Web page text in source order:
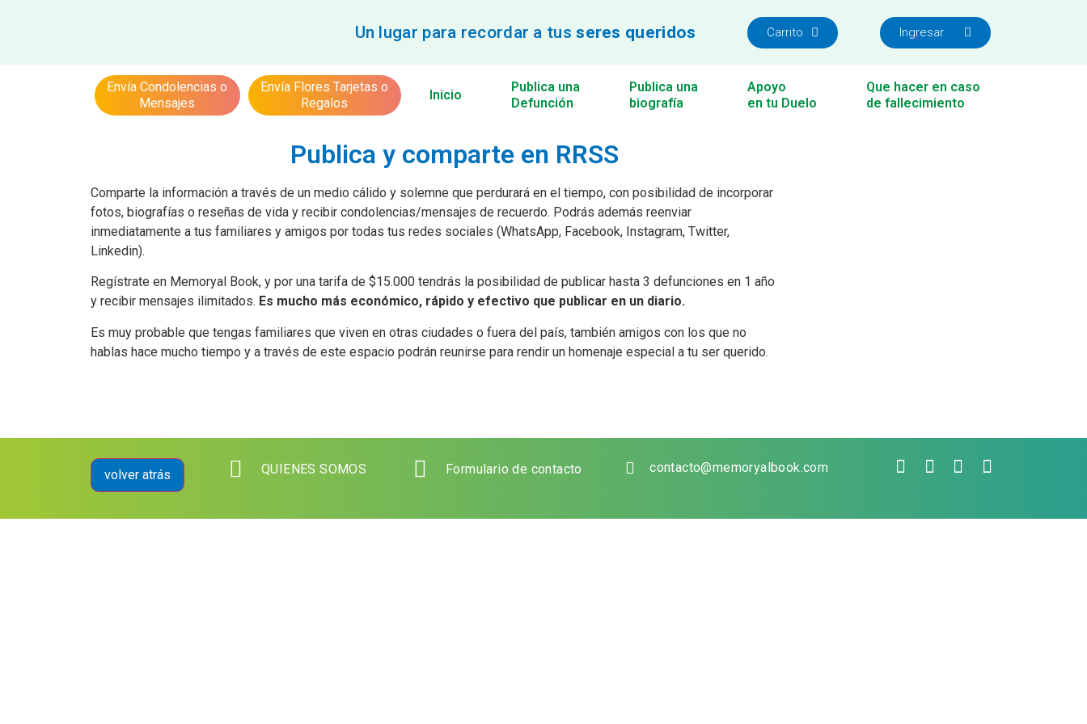
Un lugar para recordar a tusseres queridos Carrito Ingresar
Envía Condolencias o
Mensajes
Envía Flores Tarjetas o
Regalos
Inicio
Publica una
Defunción
Publica una
biografía
Apoyo
en tu Duelo
Que hacer en caso
de fallecimiento
Publica y comparte en RRSS
Comparte la información a través de un medio cálido y solemne que perdurará en el tiempo, con posibilidad de incorporar
fotos, biografías o reseñas de vida y recibir condolencias/mensajes de recuerdo. Podrás además reenviar
inmediatamente a tus familiares y amigos por todas tus redes sociales (WhatsApp, Facebook, Instagram, Twitter,
Linkedin).
Regístrate en Memoryal Book, y por una tarifa de $15.000 tendrás la posibilidad de publicar hasta 3 defunciones en 1 año
y recibir mensajes ilimitados. Es mucho más económico, rápido y efectivo que publicar en un diario.
Es muy probable que tengas familiares que viven en otras ciudades o fuera del país, también amigos con los que no
hablas hace mucho tiempo y a través de este espacio podrán reunirse para rendir un homenaje especial a tu ser querido.
QUIENES SOMOS Formulario de contacto contacto@memoryalbook.com